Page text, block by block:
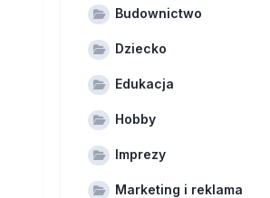
Budownictwo
Dziecko
Edukacja
Hobby
Imprezy
Marketing i reklama